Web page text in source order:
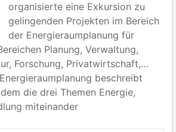
organisierte eine Exkursion zu
gelingenden Projekten im Bereich
der Energieraumplanung für
Planung, Verwaltung,
Forschung, Privatwirtschaft,…
beschreibt
die drei Themen Energie,
miteinander